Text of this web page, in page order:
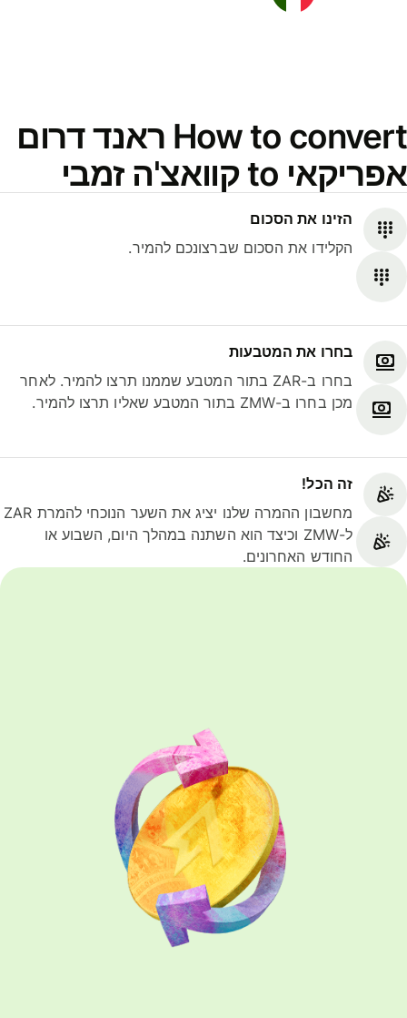
How to convert ראנד דרום
אפריקאי to קוואצ'ה זמבי
הזינו את הסכום
הקלידו את הסכום שברצונכם להמיר.
בחרו את המטבעות
בחרו ב-ZAR בתור המטבע שממנו תרצו להמיר. לאחר
מכן בחרו ב-ZMW בתור המטבע שאליו תרצו להמיר.
זה הכל!
מחשבון ההמרה שלנו יציג את השער הנוכחי להמרת ZAR
ל-ZMW וכיצד הוא השתנה במהלך היום, השבוע או
החודש האחרונים.